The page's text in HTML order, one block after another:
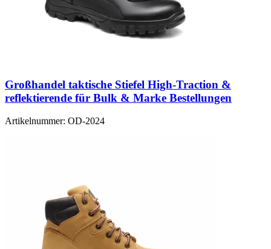
Großhandel taktische Stiefel High-Traction &
reflektierende für Bulk & Marke Bestellungen
Artikelnummer: OD-2024